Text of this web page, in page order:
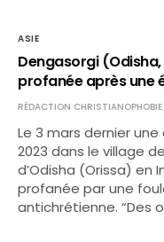
ASIE
Dengasorgi
profanée après une
RÉDACTION CHRISTIANOPHOBIE
Le 3 mars dernier
2023 dans le village
d’Odisha (Orissa)
profanée par une
antichrétienne. “Des